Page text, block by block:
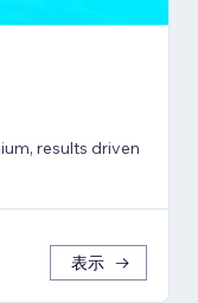
results driven
表示